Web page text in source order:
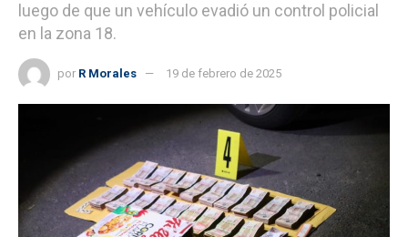
luego de que un vehículo evadió un control policial
en la zona 18.
por R Morales 19 de febrero de 2025